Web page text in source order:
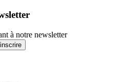
à notre newsletter